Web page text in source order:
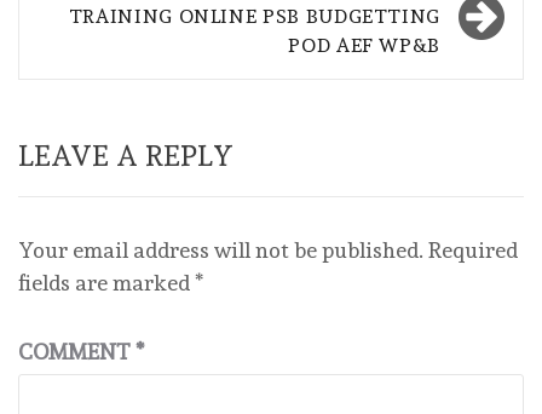
TRAINING ONLINE PSB BUDGETTING
POD AEF WP&B
LEAVE A REPLY
Your email address will not be published. Required
fields are marked *
COMMENT*